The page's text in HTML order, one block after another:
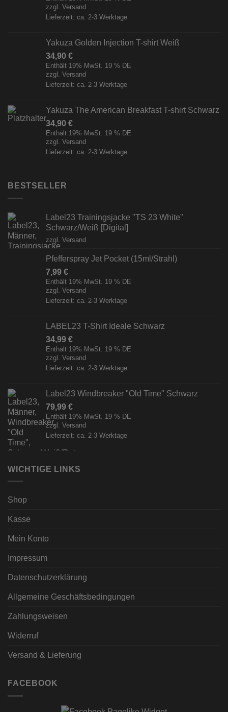
zzgl. Versand
Lieferzeit: ca. 2-3 Werktage
Yakuza Golden Injection T-shirt Weiß
34,90 €
Enthält 19% MwSt. 19 % DE
zzgl. Versand
Lieferzeit: ca. 2-3 Werktage
Yakuza The American Breakfast T-shirt Schwarz
34,90 €
Enthält 19% MwSt. 19 % DE
zzgl. Versand
Lieferzeit: ca. 2-3 Werktage
BESTSELLER
Label23 Trainingsjacke "TS 23 White"
Schwarz/Weiß [Digital]
zzgl. Versand
Pfefferspray Jet Pocket (15ml/Strahl)
7,99 €
Enthält 19% MwSt. 19 % DE
zzgl. Versand
Lieferzeit: ca. 2-3 Werktage
LABEL23 T-Shirt Ideale Schwarz
34,99 €
Enthält 19% MwSt. 19 % DE
zzgl. Versand
Lieferzeit: ca. 2-3 Werktage
Label23 Windbreaker "Old Time" Schwarz
79,99 €
Enthält 19% MwSt. 19 % DE
zzgl. Versand
Lieferzeit: ca. 2-3 Werktage
WICHTIGE LINKS
Shop
Kasse
Mein Konto
Impressum
Datenschutzerklärung
Allgemeine Geschäftsbedingungen
Zahlungsweisen
Widerruf
Versand & Lieferung
FACEBOOK